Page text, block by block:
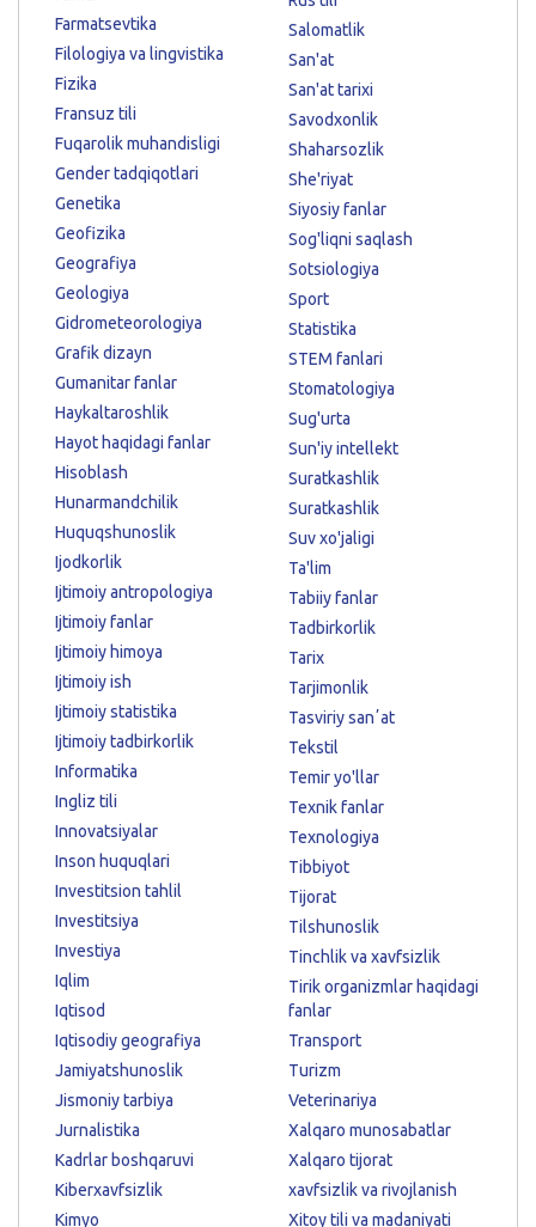
Farmatsevtika
Filologiya va lingvistika
Fizika
Fransuz tili
Fuqarolik muhandisligi
Gender tadqiqotlari
Genetika
Geofizika
Geografiya
Geologiya
Gidrometeorologiya
Grafik dizayn
Gumanitar fanlar
Haykaltaroshlik
Hayot haqidagi fanlar
Hisoblash
Hunarmandchilik
Huquqshunoslik
Ijodkorlik
Ijtimoiy antropologiya
Ijtimoiy fanlar
Ijtimoiy himoya
Ijtimoiy ish
Ijtimoiy statistika
Ijtimoiy tadbirkorlik
Informatika
Ingliz tili
Innovatsiyalar
Inson huquqlari
Investitsion tahlil
Investitsiya
Investiya
Iqlim
Iqtisod
Iqtisodiy geografiya
Jamiyatshunoslik
Jismoniy tarbiya
Jurnalistika
Kadrlar boshqaruvi
Kiberxavfsizlik
Kimyo
Salomatlik
San'at
San'at tarixi
Savodxonlik
Shaharsozlik
She'riyat
Siyosiy fanlar
Sog'liqni saqlash
Sotsiologiya
Sport
Statistika
STEM fanlari
Stomatologiya
Sug'urta
Sun'iy intellekt
Suratkashlik
Suratkashlik
Suv xo'jaligi
Ta'lim
Tabiiy fanlar
Tadbirkorlik
Tarix
Tarjimonlik
Tasviriy sanʼat
Tekstil
Temir yo'llar
Texnik fanlar
Texnologiya
Tibbiyot
Tijorat
Tilshunoslik
Tinchlik va xavfsizlik
Tirik organizmlar haqidagi
fanlar
Transport
Turizm
Veterinariya
Xalqaro munosabatlar
Xalqaro tijorat
xavfsizlik va rivojlanish
Xitoy tili va madaniyati